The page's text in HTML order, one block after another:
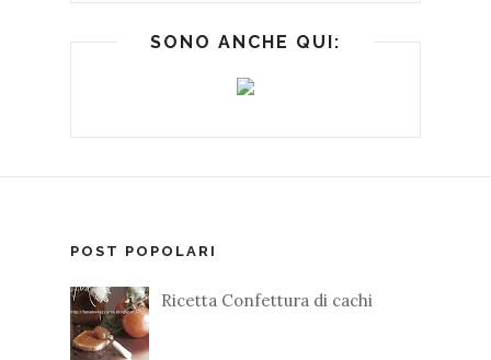
SONO ANCHE QUI:
POST POPOLARI
Ricetta Confettura di cachi